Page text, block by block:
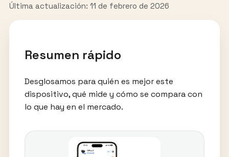
Última actualización: 11 de febrero de 2026
Resumen rápido
Desglosamos para quién es mejor este
dispositivo, qué mide y cómo se compara con
lo que hay en el mercado.